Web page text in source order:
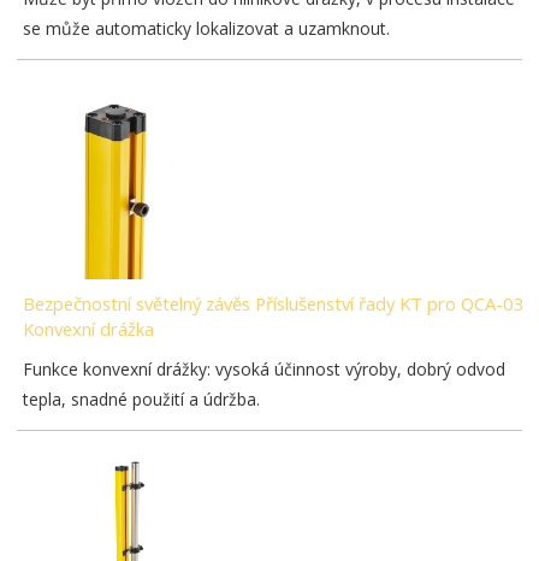
se může automaticky lokalizovat a uzamknout.
Bezpečnostní světelný závěs Příslušenství řady KT pro QCA-03-
Konvexní drážka
Funkce konvexní drážky: vysoká účinnost výroby, dobrý odvod
tepla, snadné použití a údržba.